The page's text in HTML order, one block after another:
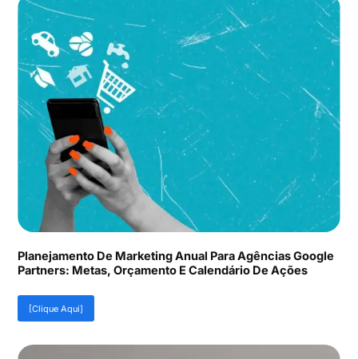
Planejamento De Marketing Anual Para Agências Google
Partners: Metas, Orçamento E Calendário De Ações
[Clique Aqui]